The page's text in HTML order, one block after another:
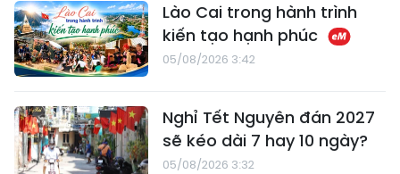
Lào Cai trong hành trình
kiến tạo hạnh phúc
05/08/2026 3:42
Nghỉ Tết Nguyên đán 2027
sẽ kéo dài 7 hay 10 ngày?
05/08/2026 3:32